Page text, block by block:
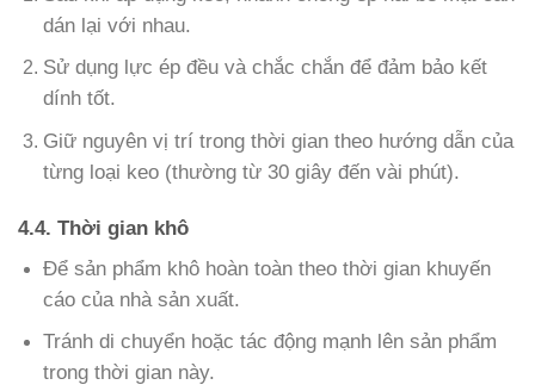
dán lại với nhau.
Sử dụng lực ép đều và chắc chắn để đảm bảo kết
dính tốt.
Giữ nguyên vị trí trong thời gian theo hướng dẫn của
từng loại keo (thường từ 30 giây đến vài phút).
4.4. Thời gian khô
Để sản phẩm khô hoàn toàn theo thời gian khuyến
cáo của nhà sản xuất.
Tránh di chuyển hoặc tác động mạnh lên sản phẩm
trong thời gian này.